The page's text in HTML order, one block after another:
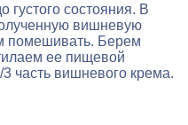
состояния. В
вишневую
помешивать. Берем
ее пищевой
часть вишневого крема.